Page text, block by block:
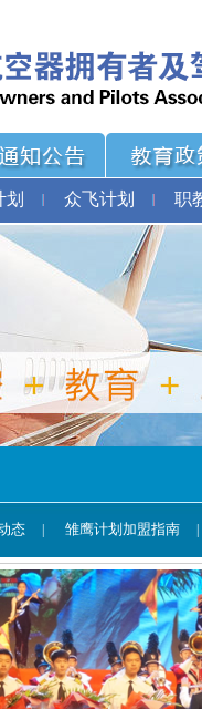
划 众飞计划 职
态 雏鹰计划加盟指南